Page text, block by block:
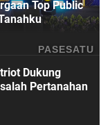
PASESATU
Top Public
Dukung
Pertanahan